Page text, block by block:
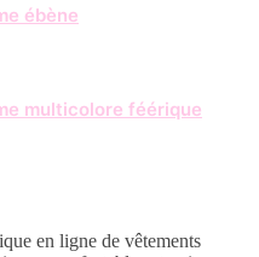
ébène
multicolore féérique
en ligne de vêtements